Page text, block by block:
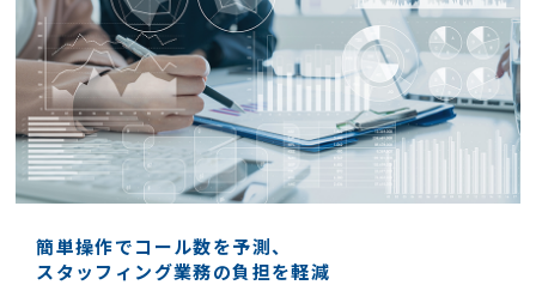
簡単操作でコール数を予測、
スタッフィング業務の負担を軽減